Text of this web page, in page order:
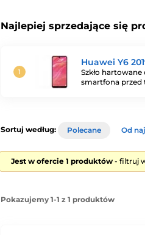
Najlepiej sprzedające się
Huawei Y6
Szkło
smartfona przed
Sortuj według: Polecane Od
Jest w ofercie 1 produktów - filtruj
Pokazujemy 1-1 z 1 produktów